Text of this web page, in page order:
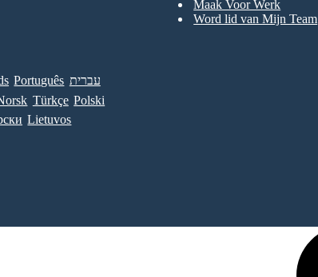
Maak Voor Werk
Word lid van Mijn Team
Português עברית
Türkçe Polski
Lietuvos